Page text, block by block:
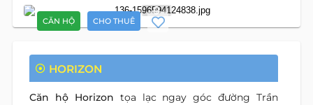
CĂN HỘ CHO THUÊ
9
HORIZON
Căn hộ Horizon tọa lạc ngay góc đường Trần